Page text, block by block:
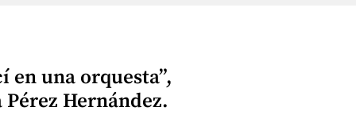
en una orquesta”,
Pérez Hernández.